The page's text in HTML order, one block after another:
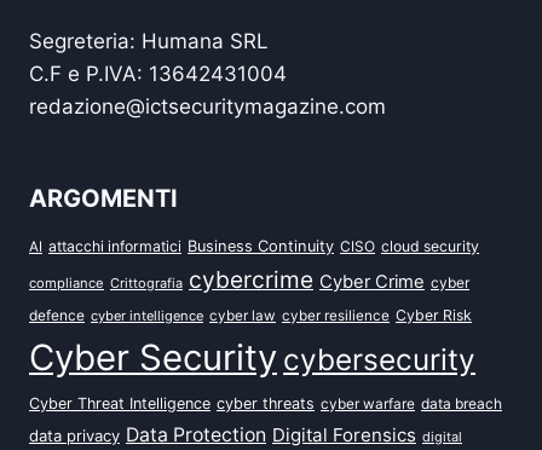
Segreteria: Humana SRL
C.F e P.IVA: 13642431004
redazione@ictsecuritymagazine.com
ARGOMENTI
AI attacchi informatici Business Continuity CISO cloud security
compliance Crittografia cybercrime Cyber Crime cyber
defence cyber intelligence cyber law cyber resilience Cyber Risk
Cyber Security cybersecurity
Cyber Threat Intelligence cyber threats cyber warfare data breach
data privacy Data Protection Digital Forensics digital